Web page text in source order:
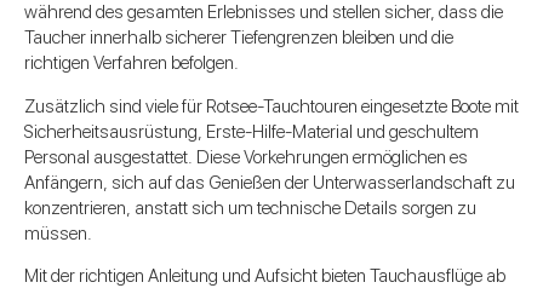
während des gesamten Erlebnisses und stellen sicher, dass die
Taucher innerhalb sicherer Tiefengrenzen bleiben und die
richtigen Verfahren befolgen.
Zusätzlich sind viele für Rotsee-Tauchtouren eingesetzte Boote mit
Sicherheitsausrüstung, Erste-Hilfe-Material und geschultem
Personal ausgestattet. Diese Vorkehrungen ermöglichen es
Anfängern, sich auf das Genießen der Unterwasserlandschaft zu
konzentrieren, anstatt sich um technische Details sorgen zu
müssen.
Mit der richtigen Anleitung und Aufsicht bieten Tauchausflüge ab